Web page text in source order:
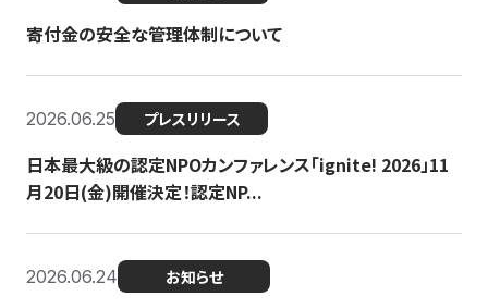
寄付金の安全な管理体制について
2026.06.25 プレスリリース
日本最大級の認定NPOカンファレンス「ignite! 2026」11
月20日(金)開催決定！認定NP...
2026.06.24 お知らせ